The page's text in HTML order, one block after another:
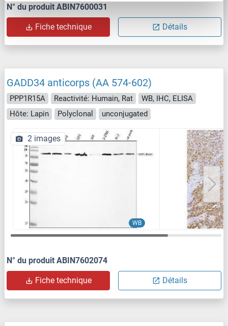
N° du produit ABIN7600031
Fiche technique Détails
GADD34 anticorps (AA 574-602)
PPP1R15A Reactivité: Humain, Rat
WB, IHC, ELISA
Hôte: Lapin
Polyclonal unconjugated
WB
2 images
N° du produit ABIN7602074
Fiche technique Détails